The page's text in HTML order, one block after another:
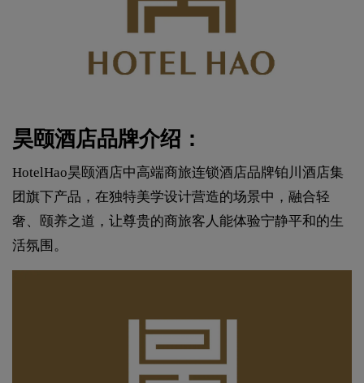
昊颐酒店品牌介绍：
HotelHao昊颐酒店中高端商旅连锁酒店品牌铂川酒店集
团旗下产品，在独特美学设计营造的场景中，融合轻
奢、颐养之道，让尊贵的商旅客人能体验宁静平和的生
活氛围。